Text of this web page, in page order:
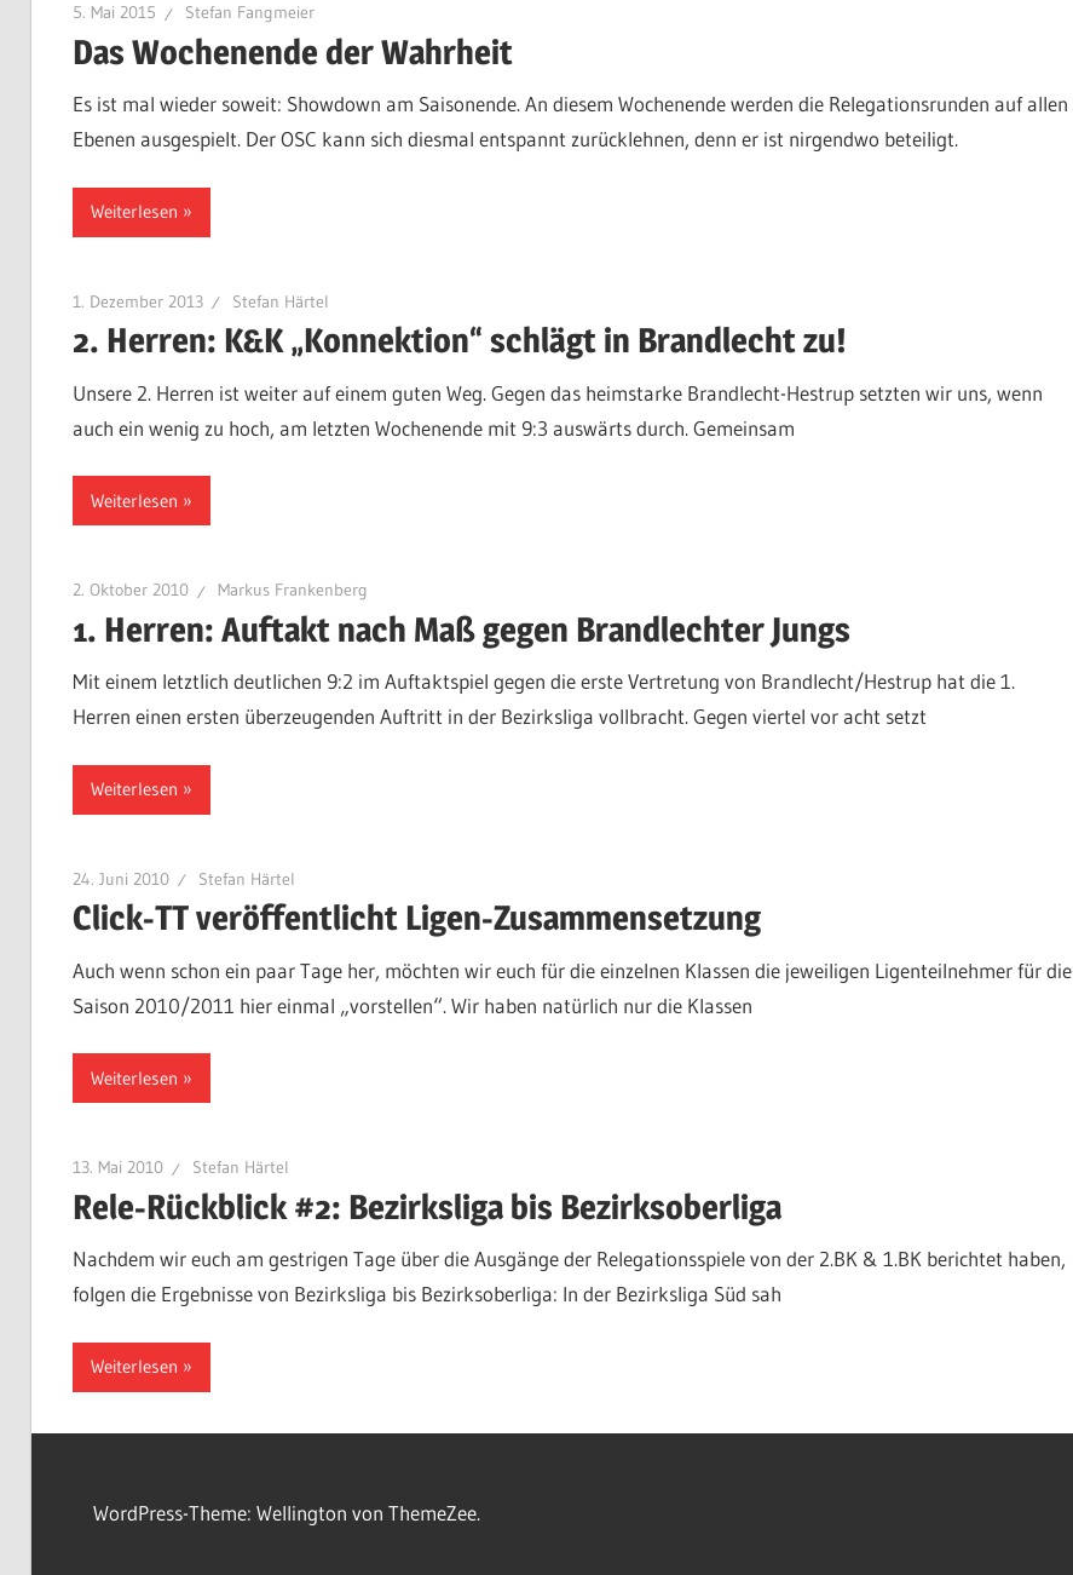
5. Mai 2015 Stefan Fangmeier
Das Wochenende der Wahrheit
Es ist mal wieder soweit: Showdown am Saisonende. An diesem Wochenende werden die Relegationsrunden auf allen
Ebenen ausgespielt. Der OSC kann sich diesmal entspannt zurücklehnen, denn er ist nirgendwo beteiligt.
Weiterlesen
1. Dezember 2013 Stefan Härtel
2. Herren: K&K „Konnektion“ schlägt in Brandlecht zu!
Unsere 2. Herren ist weiter auf einem guten Weg. Gegen das heimstarke Brandlecht-Hestrup setzten wir uns, wenn
auch ein wenig zu hoch, am letzten Wochenende mit 9:3 auswärts durch. Gemeinsam
Weiterlesen
2. Oktober 2010 Markus Frankenberg
1. Herren: Auftakt nach Maß gegen Brandlechter Jungs
Mit einem letztlich deutlichen 9:2 im Auftaktspiel gegen die erste Vertretung von Brandlecht/Hestrup hat die 1.
Herren einen ersten überzeugenden Auftritt in der Bezirksliga vollbracht. Gegen viertel vor acht setzt
Weiterlesen
24. Juni 2010 Stefan Härtel
Click-TT veröffentlicht Ligen-Zusammensetzung
Auch wenn schon ein paar Tage her, möchten wir euch für die einzelnen Klassen die jeweiligen Ligenteilnehmer für die
Saison 2010/2011 hier einmal „vorstellen“. Wir haben natürlich nur die Klassen
Weiterlesen
13. Mai 2010 Stefan Härtel
Rele-Rückblick #2: Bezirksliga bis Bezirksoberliga
Nachdem wir euch am gestrigen Tage über die Ausgänge der Relegationsspiele von der 2.BK & 1.BK berichtet haben,
folgen die Ergebnisse von Bezirksliga bis Bezirksoberliga: In der Bezirksliga Süd sah
Weiterlesen
WordPress-Theme: Wellington von ThemeZee.